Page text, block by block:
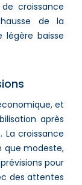
croissance
de la
baisse
et
après
La croissance
que modeste,
pour
des attentes